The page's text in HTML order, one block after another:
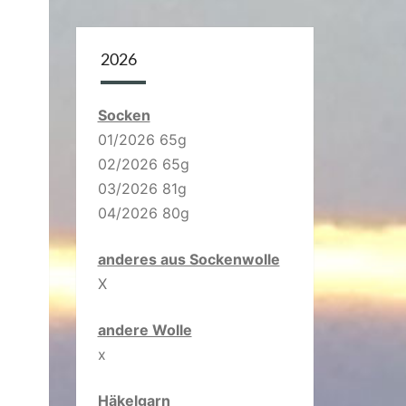
2026
Socken
01/2026 65g
02/2026 65g
03/2026 81g
04/2026 80g
anderes aus Sockenwolle
X
andere Wolle
x
Häkelgarn